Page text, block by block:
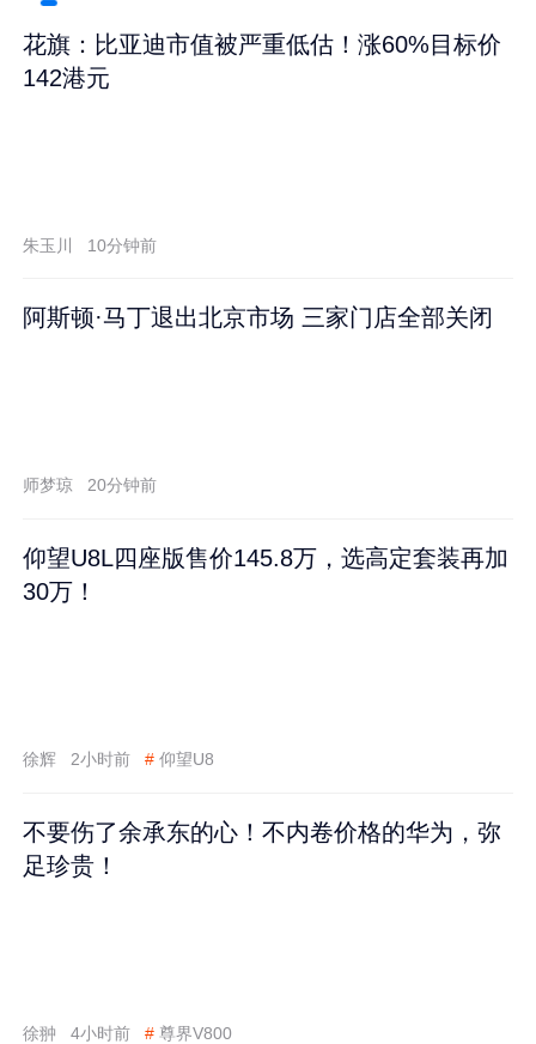
花旗：比亚迪市值被严重低估！涨60%目标价
142港元
朱玉川 10分钟前
阿斯顿·马丁退出北京市场 三家门店全部关闭
师梦琼 20分钟前
仰望U8L四座版售价145.8万，选高定套装再加
30万！
徐辉 2小时前 # 仰望U8
不要伤了余承东的心！不内卷价格的华为，弥
足珍贵！
徐翀 4小时前 # 尊界V800